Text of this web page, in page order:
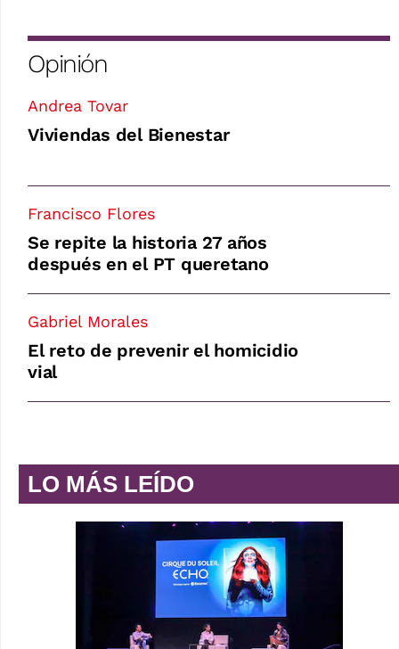
Opinión
Andrea Tovar
Viviendas del Bienestar
Francisco Flores
Se repite la historia 27 años
después en el PT queretano
Gabriel Morales
El reto de prevenir el homicidio
vial
LO MÁS LEÍDO